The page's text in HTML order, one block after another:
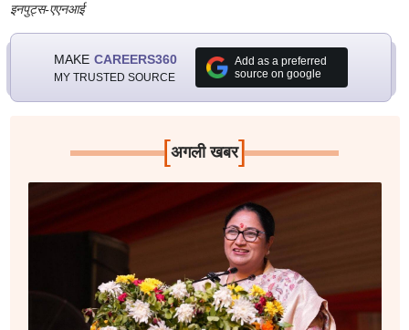
इनपुट्स-एएनआई
MAKE CAREERS360
MY TRUSTED SOURCE
Add as a preferred
source on google
[अगली खबर]